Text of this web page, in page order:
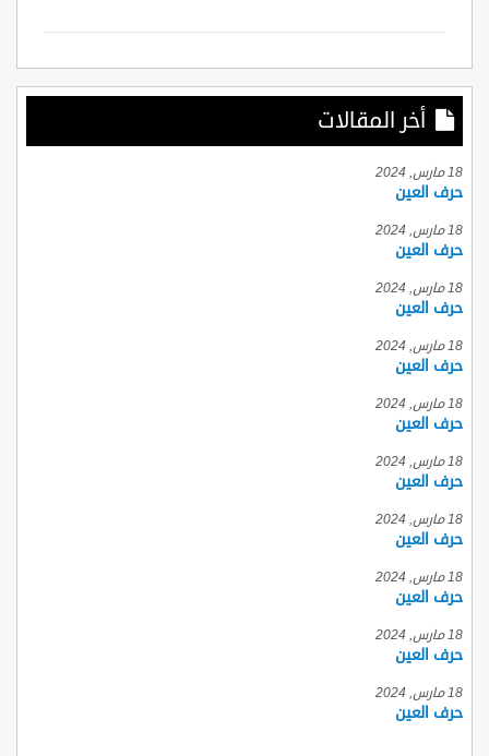
أخر المقالات
18 مارس, 2024
حرف العين
18 مارس, 2024
حرف العين
18 مارس, 2024
حرف العين
18 مارس, 2024
حرف العين
18 مارس, 2024
حرف العين
18 مارس, 2024
حرف العين
18 مارس, 2024
حرف العين
18 مارس, 2024
حرف العين
18 مارس, 2024
حرف العين
18 مارس, 2024
حرف العين